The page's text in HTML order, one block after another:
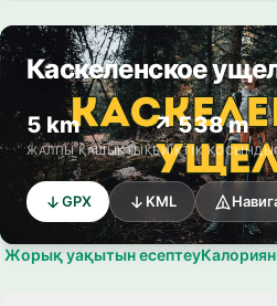
Каскеленское
5 km
ЖАЛПЫ ҚАШЫҚТЫҚ
↗ 538 m
БИІКТІК
GPX KML
Жорық уақытын есептеу